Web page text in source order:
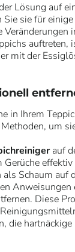
Lösung auf
Sie sie für
auftreten,
mit der
in Ihrem
um
auf
effektiv
Schaum auf
Diese
die